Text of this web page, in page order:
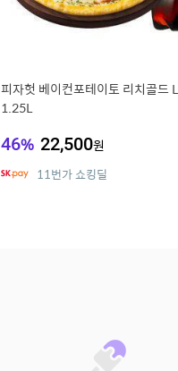
피자헛 베이컨포테이토 리치골드
1.25L
46% 22,500원
11번가 쇼킹딜